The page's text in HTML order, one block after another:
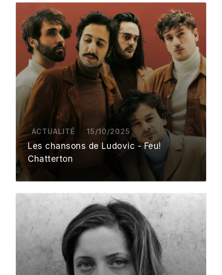
ACTUALITÉ 15/10/2025
Les chansons de Ludovic - Feu!
Chatterton